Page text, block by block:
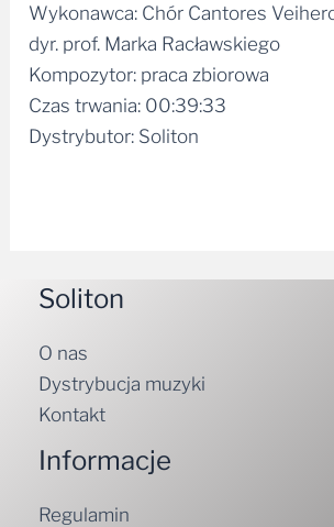
Wykonawca: Chór Cantores
dyr. prof. Marka Racławskiego
Kompozytor: praca zbiorowa
Czas trwania: 00:39:33
Dystrybutor: Soliton
Soliton
O nas
Dystrybucja muzyki
Kontakt
Informacje
Regulamin